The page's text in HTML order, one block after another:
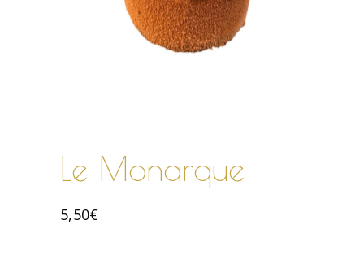
Le Monarque
5,50€